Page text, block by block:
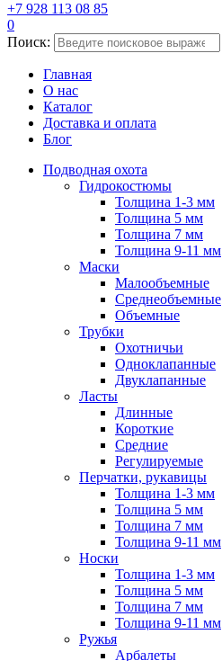
+7 928 113 08 85
0
Поиск:
Главная
О нас
Каталог
Доставка и оплата
Блог
Подводная охота
Гидрокостюмы
Толщина 1-3 мм
Толщина 5 мм
Толщина 7 мм
Толщина 9-11 мм
Маски
Малообъемные
Среднеобъемные
Объемные
Трубки
Охотничьи
Одноклапанные
Двуклапанные
Ласты
Длинные
Короткие
Средние
Регулируемые
Перчатки, рукавицы
Толщина 1-3 мм
Толщина 5 мм
Толщина 7 мм
Толщина 9-11 мм
Носки
Толщина 1-3 мм
Толщина 5 мм
Толщина 7 мм
Толщина 9-11 мм
Ружья
Арбалеты